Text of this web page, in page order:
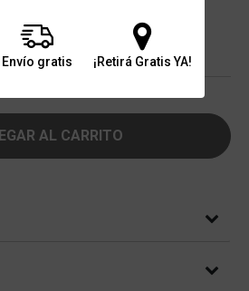
Envío gratis ¡Retirá Gratis YA!
AL CARRITO